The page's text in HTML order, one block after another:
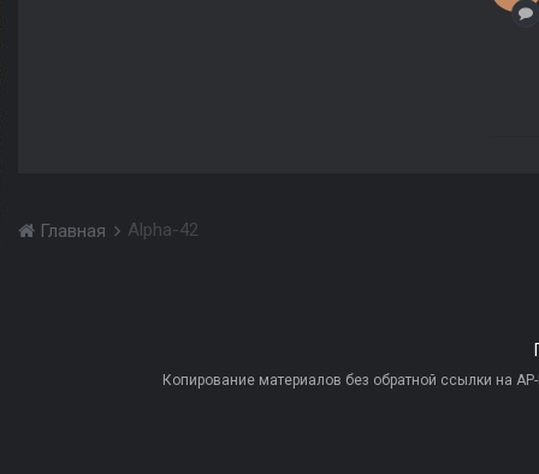
Главная Alpha-42
Копирование материалов без обратной ссылки на